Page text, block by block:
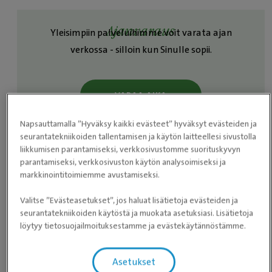
Ajanvaraus
Yleisimpiin palveluihimme voit varata ajan
verkossa - silloin kun Sinulle sopii.
VARAA AIKA
Aukioloajat
Tiistai
08:00 ­- 20:00
Napsauttamalla ”Hyväksy kaikki evästeet” hyväksyt evästeiden ja
seurantatekniikoiden tallentamisen ja käytön laitteellesi sivustolla
liikkumisen parantamiseksi, verkkosivustomme suorituskyvyn
parantamiseksi, verkkosivuston käytön analysoimiseksi ja
markkinointitoimiemme avustamiseksi.
Valitse ”Evästeasetukset”, jos haluat lisätietoja evästeiden ja
seurantatekniikoiden käytöstä ja muokata asetuksiasi. Lisätietoja
löytyy tietosuojailmoituksestamme ja evästekäytännöstämme.
Asetukset